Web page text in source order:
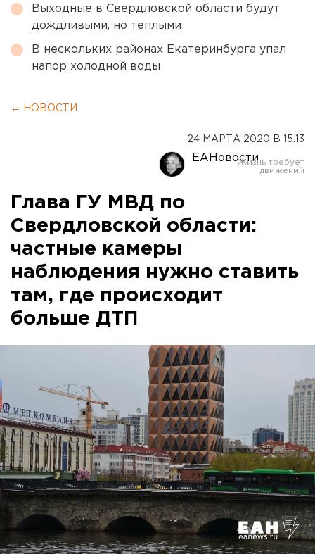
Выходные в Свердловской области будут
дождливыми, но теплыми
В нескольких районах Екатеринбурга упал
напор холодной воды
← НОВОСТИ
24 МАРТА 2020 В 15:13
ЕАНовости
Глава ГУ МВД по
Свердловской области:
частные камеры
наблюдения нужно ставить
там, где происходит
больше ДТП